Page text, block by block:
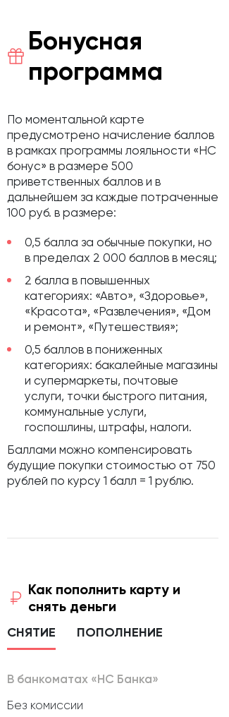
Бонусная
программа
По моментальной карте
предусмотрено начисление баллов
в рамках программы лояльности «НС
бонус» в размере 500
приветственных баллов и в
дальнейшем за каждые потраченные
100 руб. в размере:
0,5 балла за обычные покупки, но
в пределах 2 000 баллов в месяц;
2 балла в повышенных
категориях: «Авто», «Здоровье»,
«Красота», «Развлечения», «Дом
и ремонт», «Путешествия»;
0,5 баллов в пониженных
категориях: бакалейные магазины
и супермаркеты, почтовые
услуги, точки быстрого питания,
коммунальные услуги,
госпошлины, штрафы, налоги.
Баллами можно компенсировать
будущие покупки стоимостью от 750
рублей по курсу 1 балл = 1 рублю.
Как пополнить карту и
снять деньги
СНЯТИЕ ПОПОЛНЕНИЕ
В банкоматах «НС Банка»
Без комиссии